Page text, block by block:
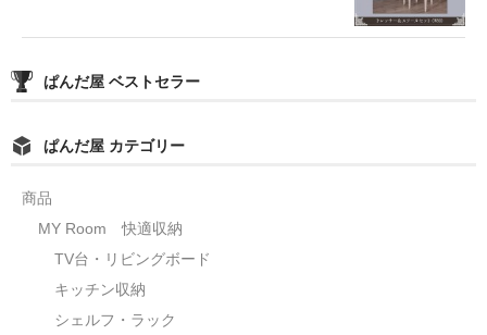
ぱんだ屋 ベストセラー
ぱんだ屋 カテゴリー
商品
MY Room 快適収納
TV台・リビングボード
キッチン収納
シェルフ・ラック